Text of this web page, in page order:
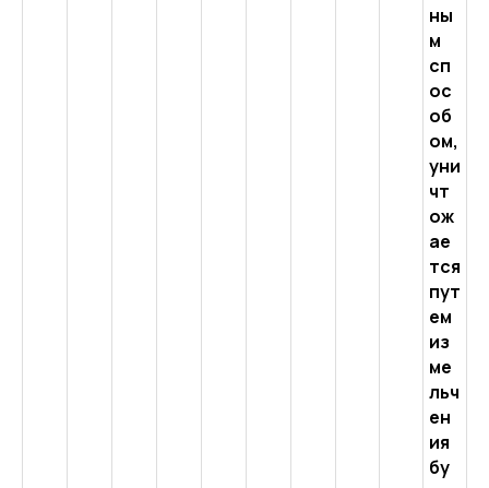
ны
м
сп
ос
об
ом,
уни
чт
ож
ае
тся
пут
ем
из
ме
льч
ен
ия
бу